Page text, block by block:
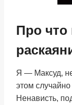
Про что
Я — Максуд,
этом
Ненависть,